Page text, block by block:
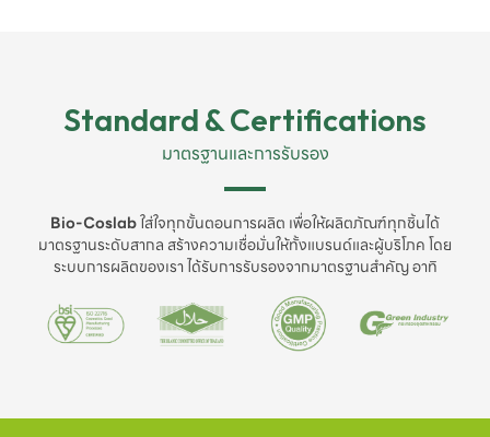
Standard & Certifications
มาตรฐานและการรับรอง
Bio-Coslabใส่ใจทุกขั้นตอนการผลิต เพื่อให้ผลิตภัณฑ์ทุกชิ้นได้
มาตรฐานระดับสากล สร้างความเชื่อมั่นให้ทั้งแบรนด์และผู้บริโภค โดย
ระบบการผลิตของเรา ได้รับการรับรองจากมาตรฐานสำคัญ อาทิ